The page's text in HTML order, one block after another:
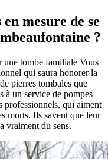
mesure de se
?
une tombe familiale Vous
qui saura honorer la
pierres tombales que
à un service de pompes
professionnels, qui aiment
morts. Ils savent que leur
vraiment du sens.